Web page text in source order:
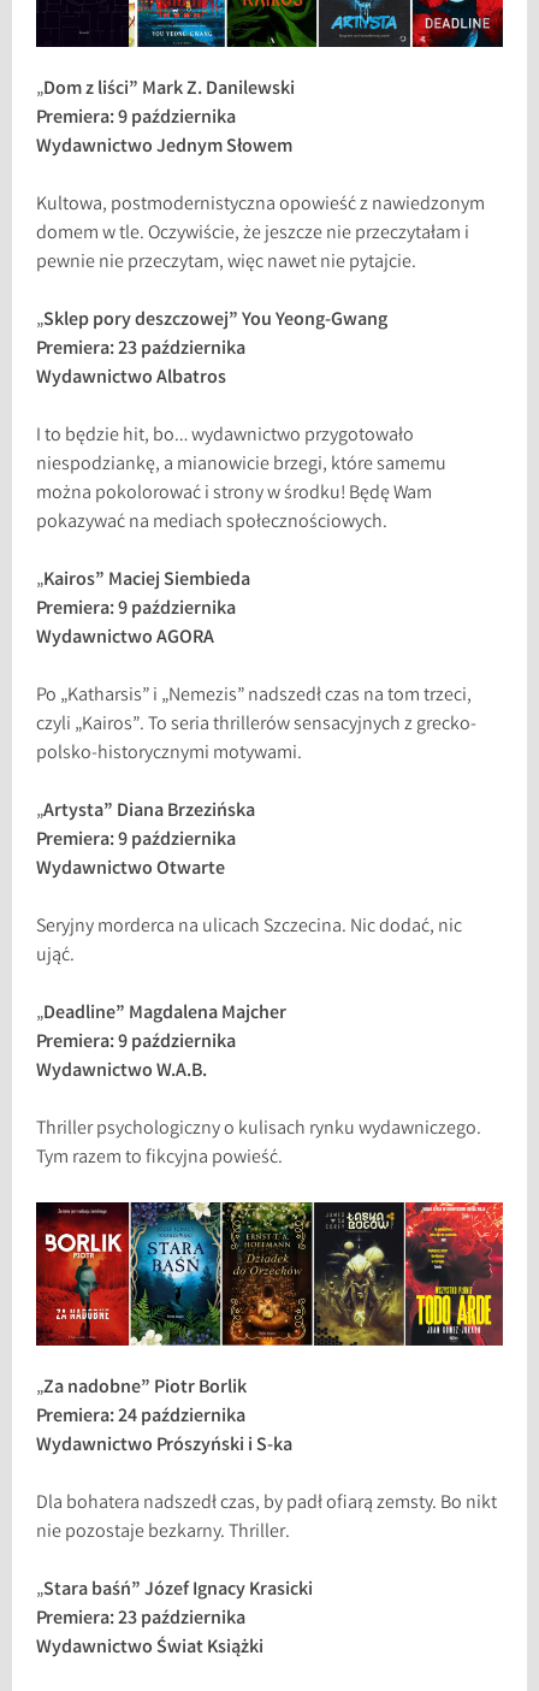
„Dom z liści” Mark Z. Danilewski
Premiera: 9 października
Wydawnictwo Jednym Słowem
Kultowa, postmodernistyczna opowieść z nawiedzonym
domem w tle. Oczywiście, że jeszcze nie przeczytałam i
pewnie nie przeczytam, więc nawet nie pytajcie.
„Sklep pory deszczowej” You Yeong-Gwang
Premiera: 23 października
Wydawnictwo Albatros
I to będzie hit, bo… wydawnictwo przygotowało
niespodziankę, a mianowicie brzegi, które samemu
można pokolorować i strony w środku! Będę Wam
pokazywać na mediach społecznościowych.
„Kairos” Maciej Siembieda
Premiera: 9 października
Wydawnictwo AGORA
Po „Katharsis” i „Nemezis” nadszedł czas na tom trzeci,
czyli „Kairos”. To seria thrillerów sensacyjnych z grecko-
polsko-historycznymi motywami.
„Artysta” Diana Brzezińska
Premiera: 9 października
Wydawnictwo Otwarte
Seryjny morderca na ulicach Szczecina. Nic dodać, nic
ująć.
„Deadline” Magdalena Majcher
Premiera: 9 października
Wydawnictwo W.A.B.
Thriller psychologiczny o kulisach rynku wydawniczego.
Tym razem to fikcyjna powieść.
„Za nadobne” Piotr Borlik
Premiera: 24 października
Wydawnictwo Prószyński i S-ka
Dla bohatera nadszedł czas, by padł ofiarą zemsty. Bo nikt
nie pozostaje bezkarny. Thriller.
„Stara baśń” Józef Ignacy Krasicki
Premiera: 23 października
Wydawnictwo Świat Książki